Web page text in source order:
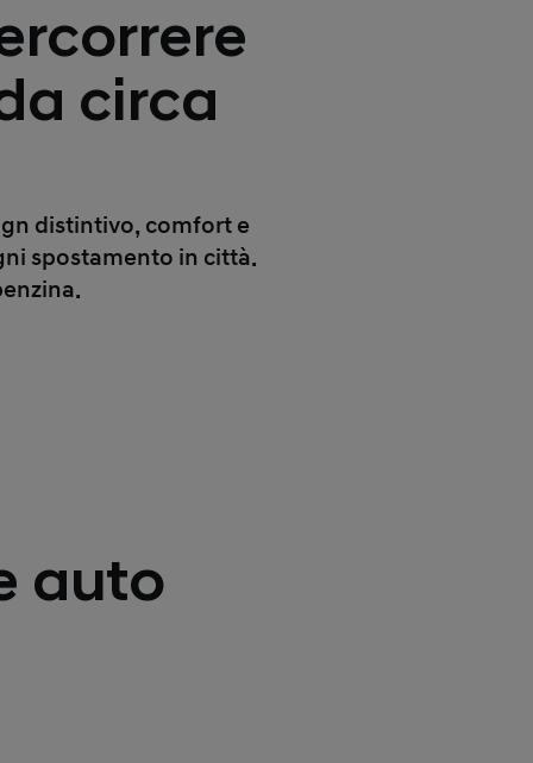
circa
distintivo, comfort e
spostamento in città.
auto